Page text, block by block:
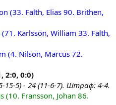
(33. Falth, Elias 90. Brithen,
Karlsson, William 33. Falth,
(4. Nilson, Marcus 72.
2:0, 0:0)
15-5) - 24 (11-6-7). Штраф: 4-4.
(10. Fransson, Johan 86.